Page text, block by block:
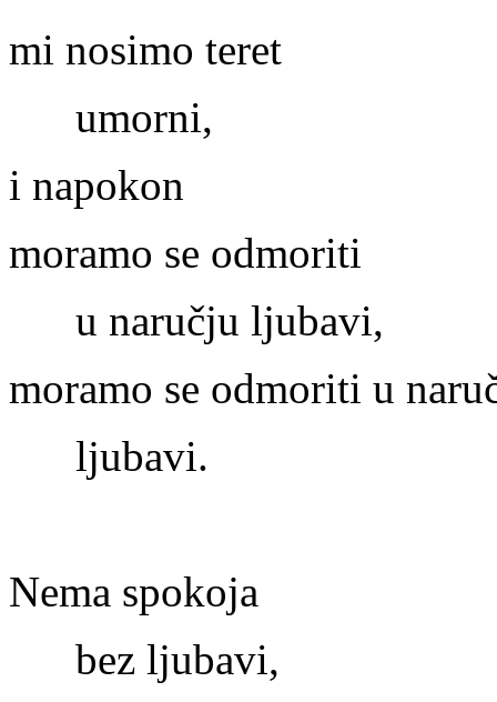
mi nosimo teret
umorni,
i napokon
moramo se odmoriti
u naručju ljubavi,
moramo se odmoriti u
ljubavi.
Nema spokoja
bez ljubavi,